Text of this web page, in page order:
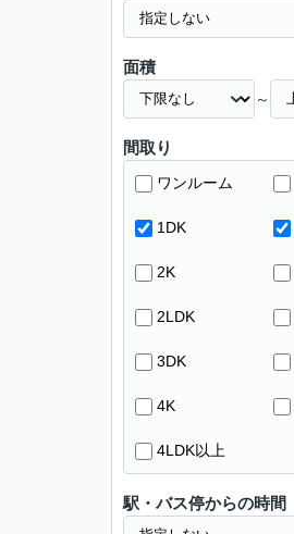
面積
～
間取り
ワンルーム
1DK
2K
2LDK
3DK
4K
4LDK以上
駅・バス停からの時間